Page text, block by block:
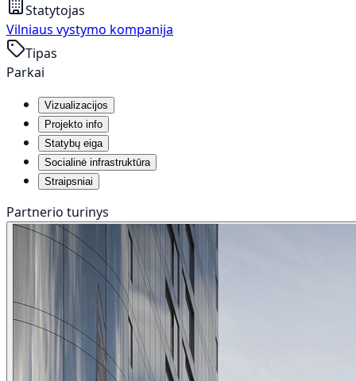
Statytojas
Vilniaus vystymo kompanija
Tipas
Parkai
Vizualizacijos
Projekto info
Statybų eiga
Socialinė infrastruktūra
Straipsniai
Partnerio turinys